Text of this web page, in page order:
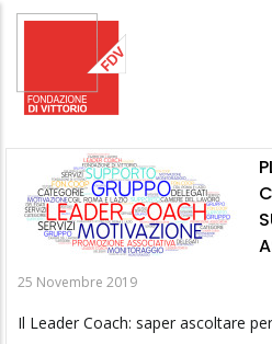
Salta
principale
25 Novembre 2019
Il Leader Coach: saper ascoltare